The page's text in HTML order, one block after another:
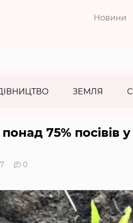
Новини
ЗЕМЛЯ
75% посівів
0